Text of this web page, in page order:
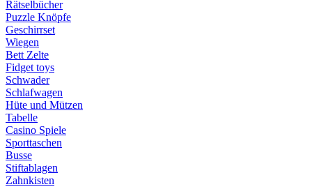
Rätselbücher
Puzzle Knöpfe
Geschirrset
Wiegen
Bett Zelte
Fidget toys
Schwader
Schlafwagen
Hüte und Mützen
Tabelle
Casino Spiele
Sporttaschen
Busse
Stiftablagen
Zahnkisten